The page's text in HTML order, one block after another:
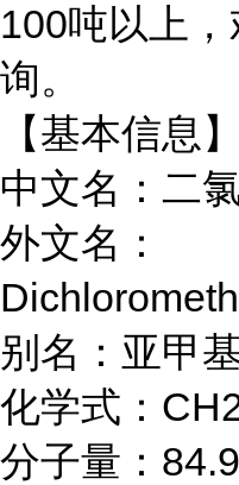
100吨以上
询。
【基本信息】
中文名：二
外文名：
别名：亚甲
化学式：
分子量：